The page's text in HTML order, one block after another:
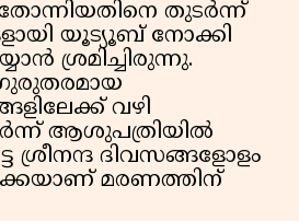
തുടർന്ന്
യൂട്യൂബ് നോക്കി
ശ്രമിച്ചിരുന്നു.
വഴി
ആശുപത്രിയിൽ
ശ്രീനന്ദ ദിവസങ്ങളോളം
മരണത്തിന്